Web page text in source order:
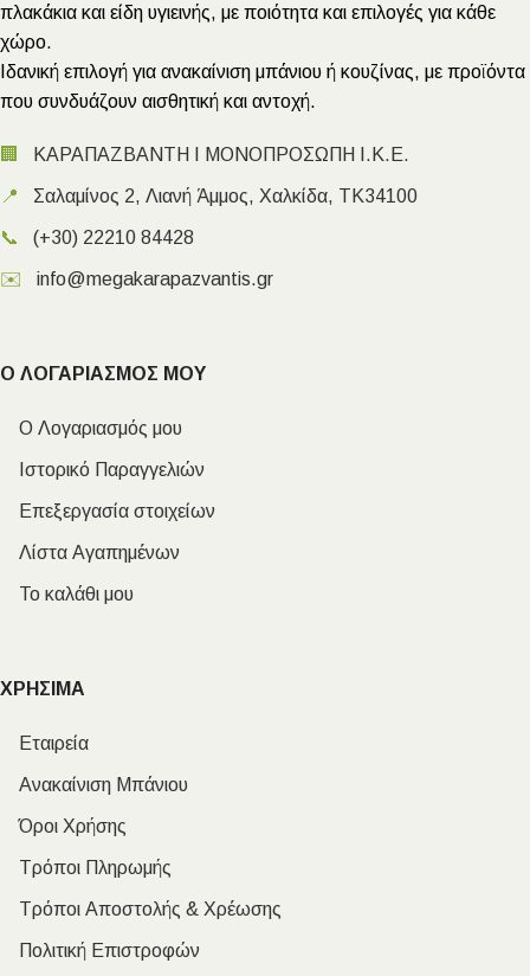
πλακάκια και είδη υγιεινής, με ποιότητα και επιλογές για κάθε
χώρο.
Ιδανική επιλογή για ανακαίνιση μπάνιου ή κουζίνας, με προϊόντα
που συνδυάζουν αισθητική και αντοχή.
🏢 ΚΑΡΑΠΑΖΒΑΝΤΗ Ι ΜΟΝΟΠΡΟΣΩΠΗ Ι.Κ.Ε.
📍 Σαλαμίνος 2, Λιανή Άμμος, Χαλκίδα, ΤΚ34100
📞 (+30) 22210 84428
✉️ info@megakarapazvantis.gr
Ο ΛΟΓΑΡΙΑΣΜΟΣ ΜΟΥ
Ο Λογαριασμός μου
Ιστορικό Παραγγελιών
Επεξεργασία στοιχείων
Λίστα Αγαπημένων
Το καλάθι μου
ΧΡΗΣΙΜΑ
Εταιρεία
Ανακαίνιση Μπάνιου
Όροι Χρήσης
Τρόποι Πληρωμής
Τρόποι Αποστολής & Χρέωσης
Πολιτική Επιστροφών